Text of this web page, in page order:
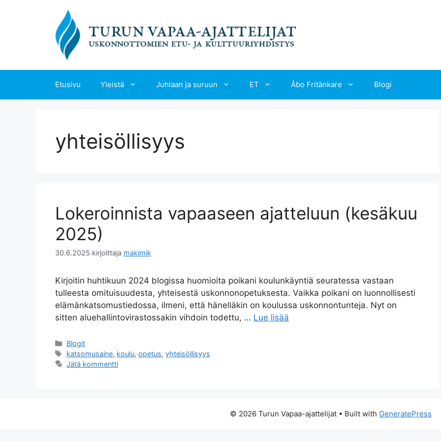
Etusivu Yleistä Juhlaan ja suruun ET Åbo Fritänkare Blogi
yhteisöllisyys
Lokeroinnista vapaaseen ajatteluun (kesäkuu
2025)
30.6.2025 kirjoittaja makimik
Kirjoitin huhtikuun 2024 blogissa huomioita poikani koulunkäyntiä seuratessa vastaan
tulleesta omituisuudesta, yhteisestä uskonnonopetuksesta. Vaikka poikani on luonnollisesti
elämänkatsomustiedossa, ilmeni, että hänelläkin on koulussa uskonnontunteja. Nyt on
sitten aluehallintovirastossakin vihdoin todettu, … Lue lisää
Kategoriat
Blogit
Avainsanat
katsomusaine, koulu,opetus,yhteisöllisyys
Jätä kommentti
© 2026 Turun Vapaa-ajattelijat • Built with GeneratePress